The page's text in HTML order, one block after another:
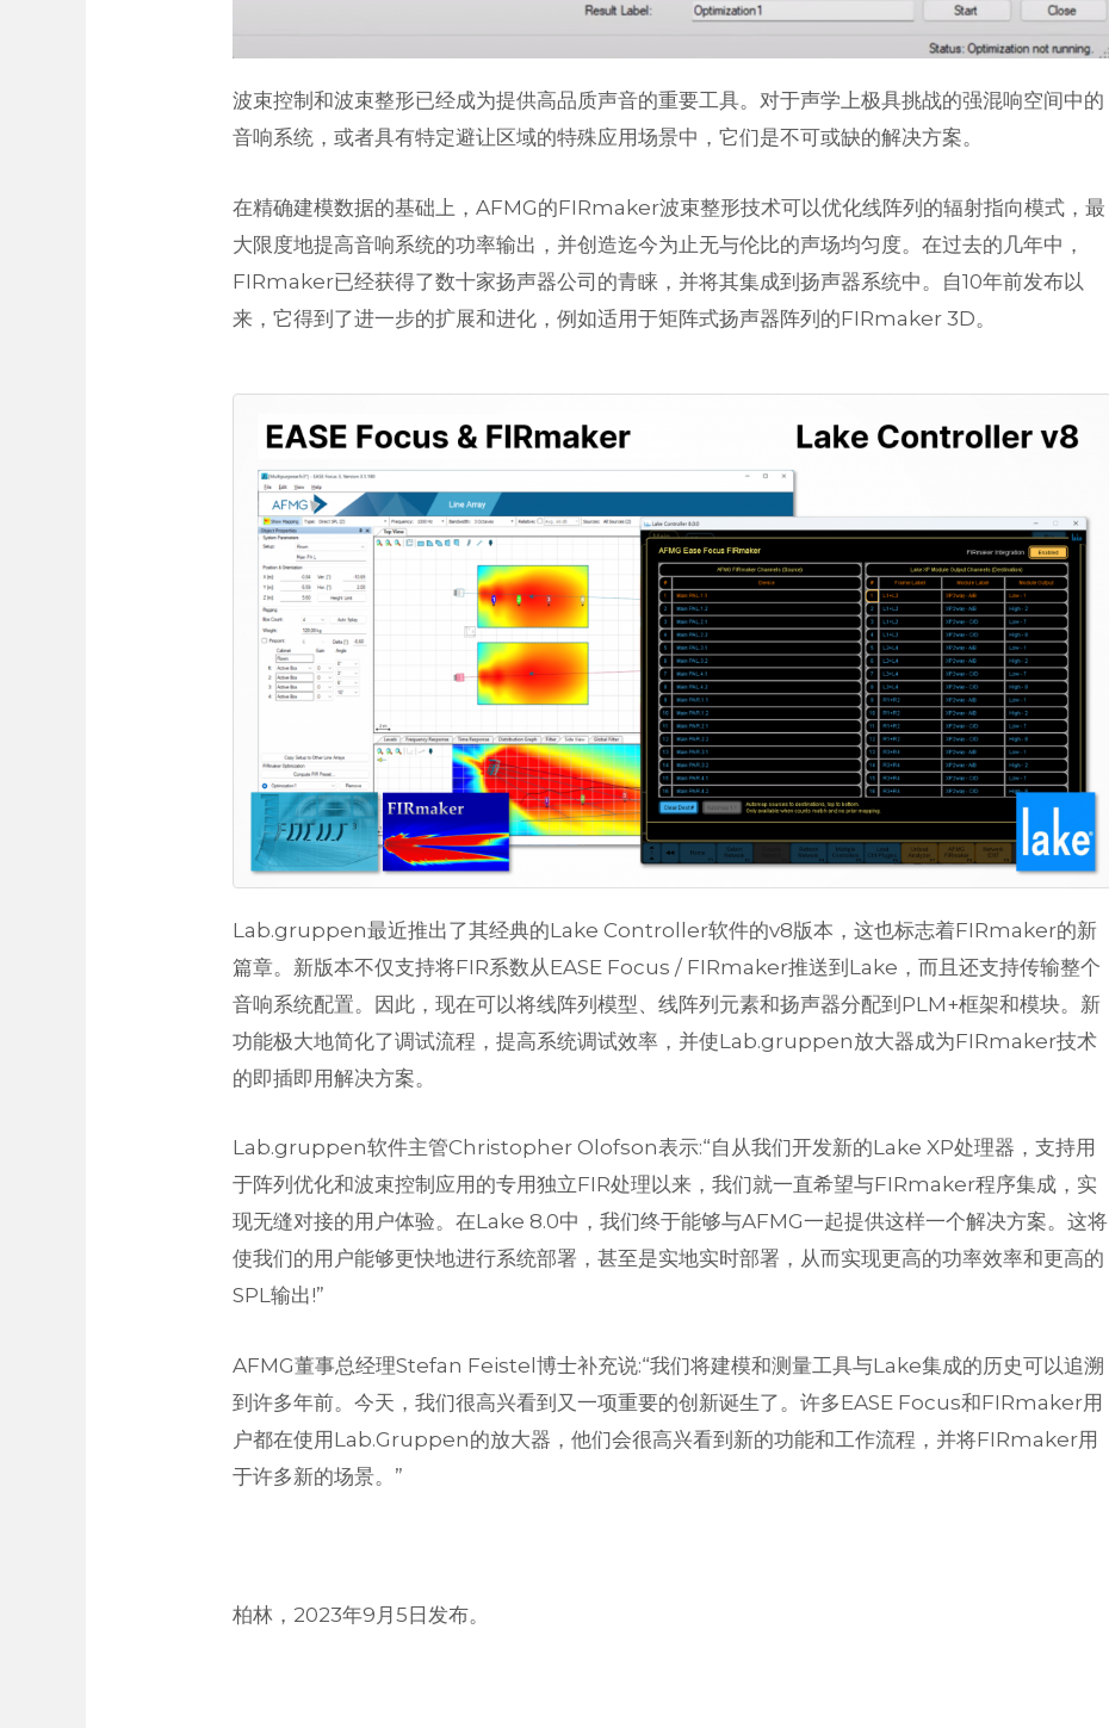
波束控制和波束整形已经成为提供高品质声音的重要工具。对于声学上极具挑战的强混响空间中的
音响系统，或者具有特定避让区域的特殊应用场景中，它们是不可或缺的解决方案。
在精确建模数据的基础上，AFMG的FIRmaker波束整形技术可以优化线阵列的辐射指向模式，最
大限度地提高音响系统的功率输出，并创造迄今为止无与伦比的声场均匀度。在过去的几年中，
FIRmaker已经获得了数十家扬声器公司的青睐，并将其集成到扬声器系统中。自10年前发布以
来，它得到了进一步的扩展和进化，例如适用于矩阵式扬声器阵列的FIRmaker 3D。
Lab.gruppen最近推出了其经典的Lake Controller软件的v8版本，这也标志着FIRmaker的新
篇章。新版本不仅支持将FIR系数从EASE Focus / FIRmaker推送到Lake，而且还支持传输整个
音响系统配置。因此，现在可以将线阵列模型、线阵列元素和扬声器分配到PLM+框架和模块。新
功能极大地简化了调试流程，提高系统调试效率，并使Lab.gruppen放大器成为FIRmaker技术
的即插即用解决方案。
Lab.gruppen软件主管Christopher Olofson表示:“自从我们开发新的Lake XP处理器，支持用
于阵列优化和波束控制应用的专用独立FIR处理以来，我们就一直希望与FIRmaker程序集成，实
现无缝对接的用户体验。在Lake 8.0中，我们终于能够与AFMG一起提供这样一个解决方案。这将
使我们的用户能够更快地进行系统部署，甚至是实地实时部署，从而实现更高的功率效率和更高的
SPL输出!”
AFMG董事总经理Stefan Feistel博士补充说:“我们将建模和测量工具与Lake集成的历史可以追溯
到许多年前。今天，我们很高兴看到又一项重要的创新诞生了。许多EASE Focus和FIRmaker用
户都在使用Lab.Gruppen的放大器，他们会很高兴看到新的功能和工作流程，并将FIRmaker用
于许多新的场景。”
柏林，2023年9月5日发布。